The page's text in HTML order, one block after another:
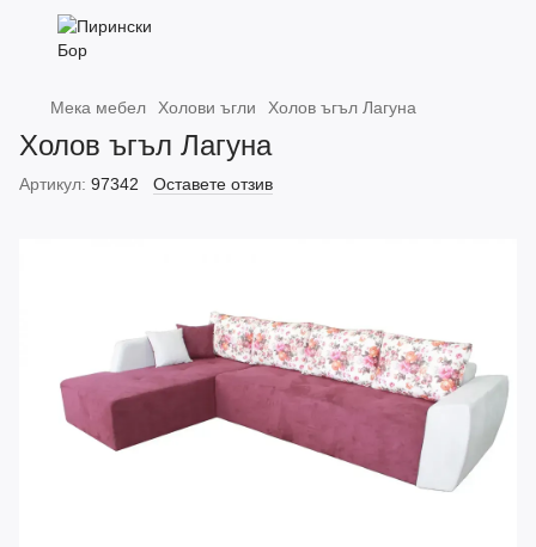
Мека мебел Холови ъгли Холов ъгъл Лагуна
Холов ъгъл Лагуна
Артикул: 97342 Оставете отзив